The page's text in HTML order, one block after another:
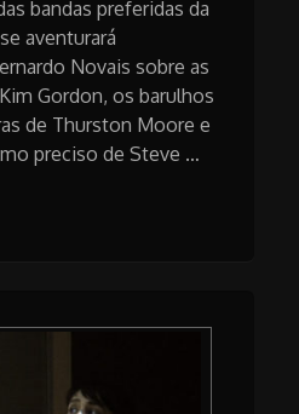
bandas preferidas da
aventurará
Novais sobre as
Gordon, os barulhos
de Thurston Moore e
preciso de Steve …